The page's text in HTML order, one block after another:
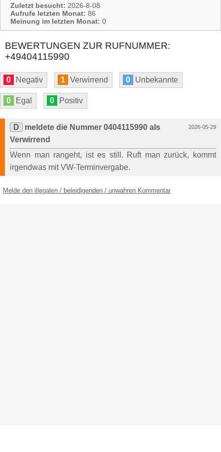
Zuletzt besucht: 2026-8-08
Aufrufe letzten Monat: 86
Meinung im letzten Monat: 0
BEWERTUNGEN ZUR RUFNUMMER:
+49404115990
0 Negativ 1 Verwirrend 0 Unbekannte
0 Egal 0 Positiv
2026-05-29
D
meldete die Nummer 0404115990 als
Verwirrend
Wenn man rangeht, ist es still. Ruft man zurück, kommt
irgendwas mit VW-Terminvergabe.
Melde den illegalen / beleidigenden / unwahren Kommentar